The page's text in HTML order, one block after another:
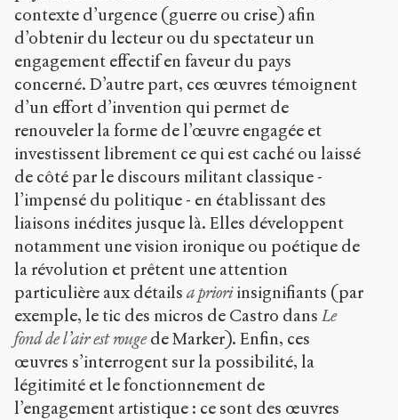
contexte d’urgence (guerre ou crise) afin
d’obtenir du lecteur ou du spectateur un
engagement effectif en faveur du pays
concerné. D’autre part, ces œuvres témoignent
d’un effort d’invention qui permet de
renouveler la forme de l’œuvre engagée et
investissent librement ce qui est caché ou laissé
de côté par le discours militant classique -
l’impensé du politique - en établissant des
liaisons inédites jusque là. Elles développent
notamment une vision ironique ou poétique de
la révolution et prêtent une attention
particulière aux détails a prioriinsignifiants (par
exemple, le tic des micros de Castro dans Le
fond de l’air est rougede Marker). Enfin, ces
œuvres s’interrogent sur la possibilité, la
légitimité et le fonctionnement de
l’engagement artistique : ce sont des œuvres